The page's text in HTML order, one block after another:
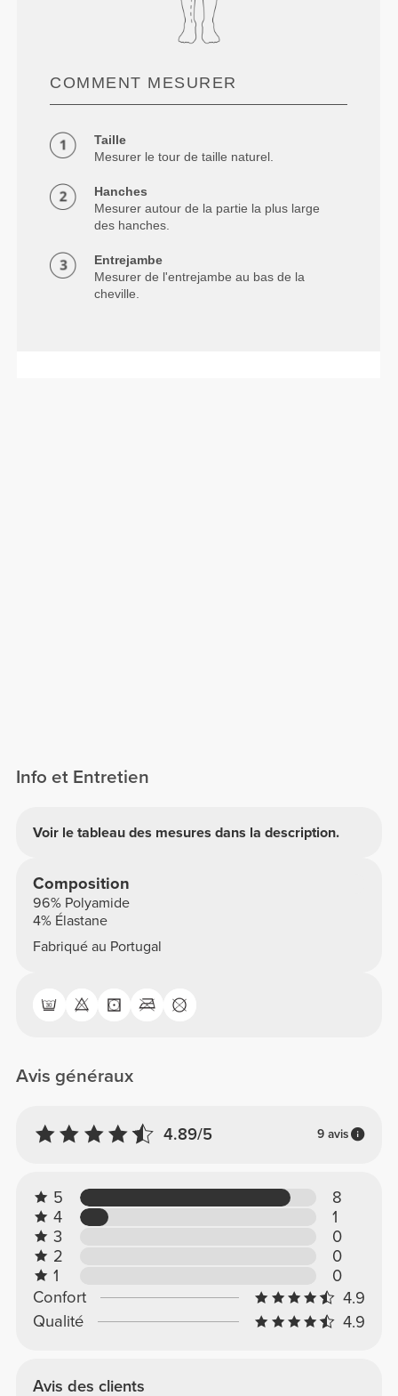
COMMENT MESURER
Taille
Mesurer le tour de taille naturel.
Hanches
Mesurer autour de la partie la plus large
des hanches.
Entrejambe
Mesurer de l'entrejambe au bas de la
cheville.
Info et Entretien
Voir le tableau des mesures dans la description.
Composition
96% Polyamide
4% Élastane
Fabriqué au Portugal
Avis généraux
4.89/5 9 avis
5
8
4
1
3
0
2
0
1
0
Confort
4.9
Qualité
4.9
Avis des clients